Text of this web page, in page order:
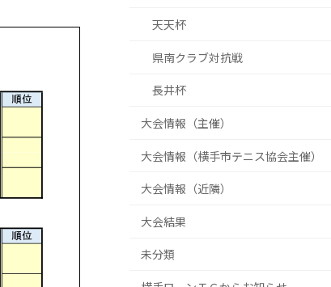
天天杯
県南クラブ対抗戦
長井杯
大会情報（主催）
大会情報（横手市テニス協会主催）
大会情報（近隣）
大会結果
未分類